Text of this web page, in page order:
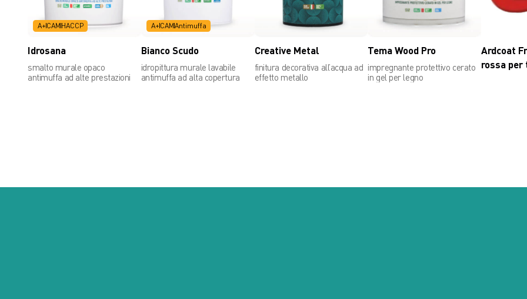
A+CAMHACCP
Idrosana
smalto murale opaco
antimuffa ad alte prestazioni
A+CAMAntimuffa
Bianco Scudo
idropittura murale lavabile
antimuffa ad alta copertura
Creative Metal
finitura decorativa all’acqua ad
effetto metallo
Tema Wood Pro
impregnante protettivo cerato
in gel per legno
Ardcoat
rossa per